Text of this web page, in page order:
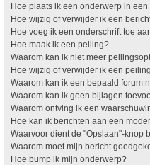
Hoe plaats ik een onderwerp in
Hoe wijzig of verwijder ik een
Hoe voeg ik een onderschrift toe
Hoe maak ik een peiling?
Waarom kan ik niet meer
Hoe wijzig of verwijder ik een
Waarom kan ik een bepaald forum
Waarom kan ik geen bijlagen
Waarom ontving ik een
Hoe kan ik berichten aan een
Waarvoor dient de "Opslaan"-knop
Waarom moet mijn bericht
Hoe bump ik mijn onderwerp?